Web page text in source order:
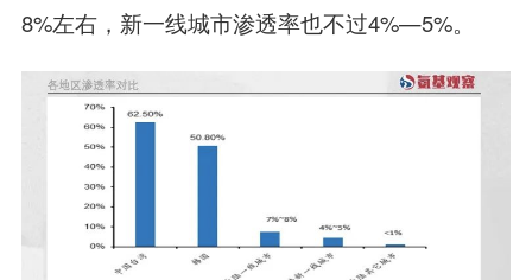
8%左右，新一线城市渗透率也不过4%—5%。